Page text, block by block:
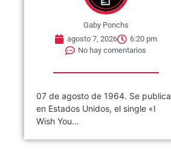
Gaby Ponchs
agosto 7, 2026
6:20 pm
No hay comentarios
07 de agosto de 1964. Se publica
en Estados Unidos, el single «I
Wish You...